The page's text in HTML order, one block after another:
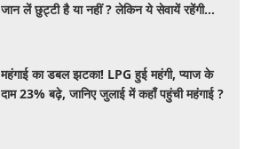
जान लें छुट्टी है या नहीं ? लेकिन ये सेवायें रहेंगी
महंगाई का डबल झटका! LPG हुई महंगी, प्याज के
दाम 23% बढ़े, जानिए जुलाई में कहाँ पहुंची महंगाई ?